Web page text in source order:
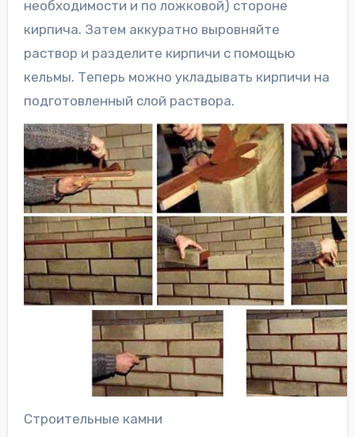
необходимости и по ложковой) стороне
кирпича. Затем аккуратно выровняйте
раствор и разделите кирпичи с помощью
кельмы. Теперь можно укладывать кирпичи на
подготовленный слой раствора.
Строительные камни